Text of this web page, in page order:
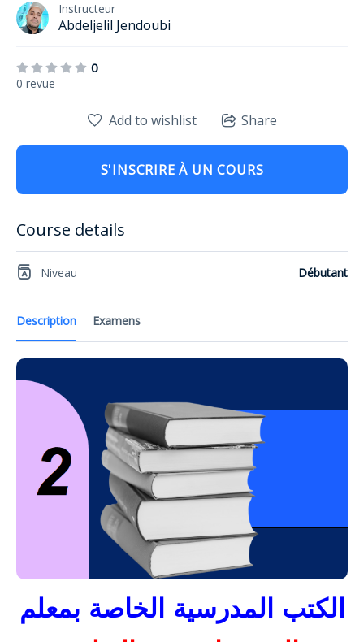
Instructeur
Abdeljelil Jendoubi
0
0 revue
Description Examens
الكتب المدرسية الخاصة بمعلم
Add to wishlist Share
S'INSCRIRE À UN COURS
Course details
Niveau Débutant